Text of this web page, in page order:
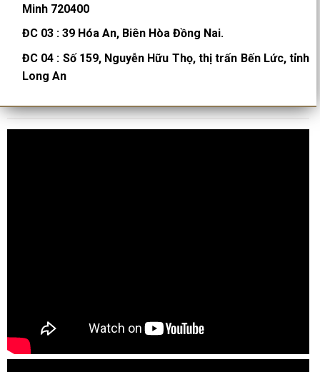
Minh 720400
ĐC 03 :39 Hóa An, Biên Hòa Đồng Nai.
ĐC 04 : Số 159, Nguyễn Hữu Thọ, thị trấn Bến Lức, tỉnh
Long An